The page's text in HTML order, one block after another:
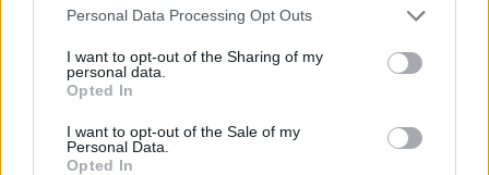
Please note that this website/app uses one or more Google
not limited to your visit or usage behaviour. You may click to
grant or deny consent to Google and its third-party tags to
use your data for below specified purposes in below Google
consent section.
Personal Data Processing Opt Outs
I want to opt-out of the Sharing of my
personal data.
Opted In
I want to opt-out of the Sale of my
Personal Data.
Opted In